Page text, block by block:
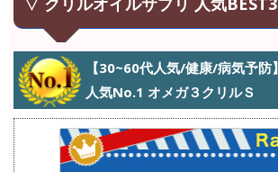
【30~60代人気/健康/病気予防】
人気No.1 オメガ３クリルＳ